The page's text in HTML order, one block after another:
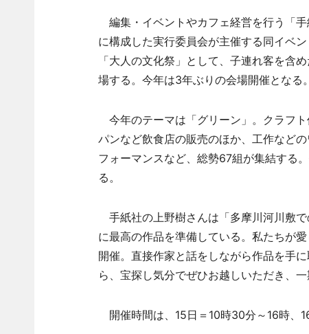
編集・イベントやカフェ経営を行う「
に構成した実行委員会が主催する同イベ
「大人の文化祭」として、子連れ客を含
場する。今年は3年ぶりの会場開催となる。
今年のテーマは「グリーン」。クラフ
パンなど飲食店の販売のほか、工作など
フォーマンスなど、総勢67組が集結する
る。
手紙社の上野樹さんは「多摩川河川敷
に最高の作品を準備している。私たちが
開催。直接作家と話をしながら作品を手
ら、宝探し気分でぜひお越しいただき、
開催時間は、15日＝10時30分～16時、